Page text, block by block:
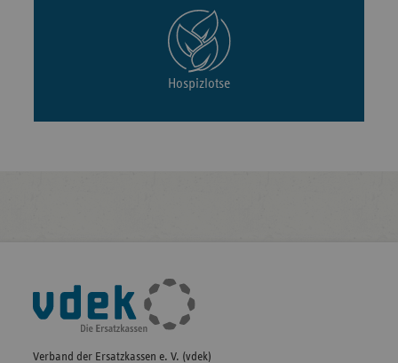
Hospizlotse
Fußleisten-
Navigation
Verband der Ersatzkassen e. V. (vdek)